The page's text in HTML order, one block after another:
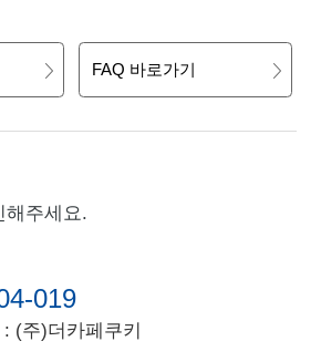
FAQ 바로가기
해주세요.
019
(주)더카페쿠키